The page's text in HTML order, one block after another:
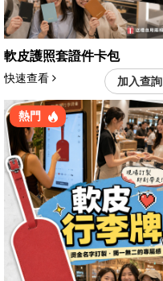
軟皮護照套證件卡包
加入查詢
快速查看
熱門